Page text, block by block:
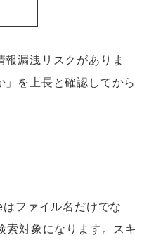
報漏洩リスクがありま
を上長と確認してから
ファイル名だけでな
索対象になります。スキ